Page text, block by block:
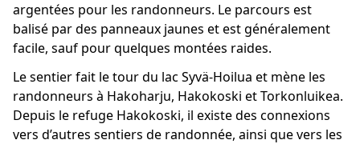
argentées pour les randonneurs. Le parcours est
balisé par des panneaux jaunes et est généralement
facile, sauf pour quelques montées raides.
Le sentier fait le tour du lac Syvä-Hoilua et mène les
randonneurs à Hakoharju, Hakokoski et Torkonluikea.
Depuis le refuge Hakokoski, il existe des connexions
vers d’autres sentiers de randonnée, ainsi que vers les